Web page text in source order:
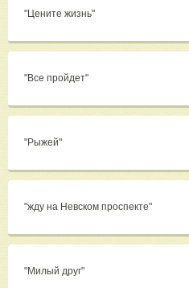
"Цените жизнь"
"Все пройдет"
"Рыжей"
"жду на Невском проспекте"
"Милый друг"